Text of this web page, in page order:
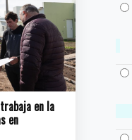
en la
en